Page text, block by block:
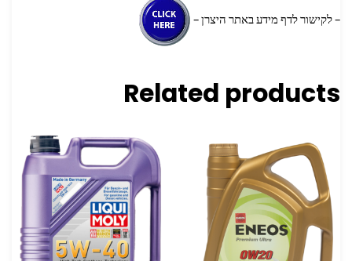
– לקישור לדף מידע באתר היצרן –
Related products